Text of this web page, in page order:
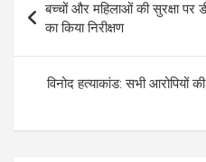
navigation
बच्चों और महिलाओं की सुरक्षा पर
का किया निरीक्षण
विनोद हत्याकांड: सभी आरोपियों